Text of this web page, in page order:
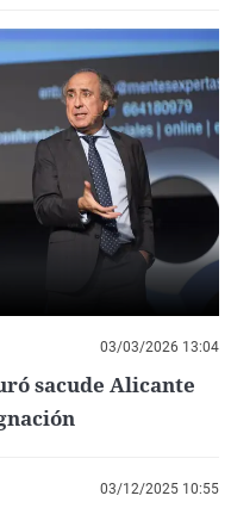
03/03/2026 13:04
sacude Alicante
03/12/2025 10:55